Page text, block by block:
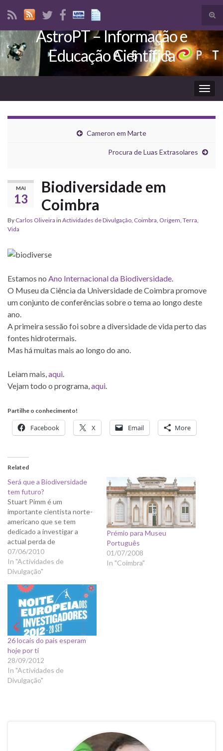
Search for:
AstroPT – Informação e
Educação Científica
Cameron em Marte
Procura de Luas Extrasolares
MAI
13
Biodiversidade em
Coimbra
By Carlos Oliveira in Actividades de Divulgação, Coimbra, Origem, Terra,
Vida
Estamos no Ano Internacional da Biodiversidade.
O Museu da Ciência da Universidade de Coimbra promove
um conjunto de conferências sobre o tema ao longo deste
ano.
A primeira sessão foi sobre a diversidade de vida perto das
fontes hidrotermais.
Mas há muitas mais ao longo do ano.
Leiam mais,aqui.
Vejam todo o programa,aqui.
Partilhe o conhecimento!
Facebook X Email More
Related
Será que a Biodiversidade
tem futuro?
Stuart Pimm é um
importante cientista norte-
americano que se tem
dedicado a investigar a
actual perda de
biodiversidade no planeta e
a restauração de
ecossistemas. Foi-lhe
Tyler Prize 2010, que
distingue cientistas com um
grande contributo para o
desenvolvimento
sustentável e a preservação
ambiental. A este propósito,
…
07/06/2010
In "Actividades de
Divulgação"
Prémio para Museu
Português
01/07/2008
In "Coimbra"
26 locais do país esperam
hoje por ti
28/09/2012
In "Actividades de
Divulgação"